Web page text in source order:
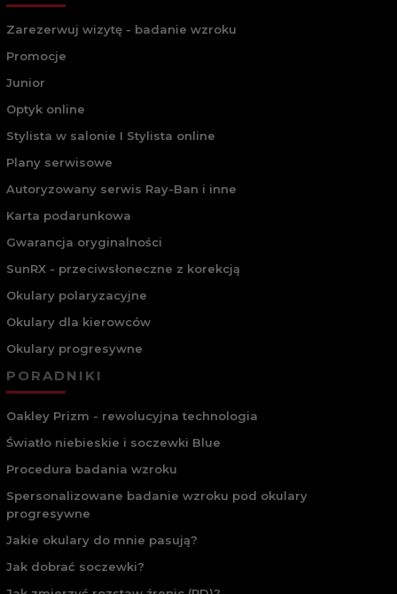
Zarezerwuj wizytę - badanie wzroku
Promocje
Junior
Optyk online
Stylista w salonie I Stylista online
Plany serwisowe
Autoryzowany serwis Ray-Ban i inne
Karta podarunkowa
Gwarancja oryginalności
SunRX - przeciwsłoneczne z korekcją
Okulary polaryzacyjne
Okulary dla kierowców
Okulary progresywne
PORADNIKI
Oakley Prizm - rewolucyjna technologia
Światło niebieskie i soczewki Blue
Procedura badania wzroku
Spersonalizowane badanie wzroku pod okulary
progresywne
Jakie okulary do mnie pasują?
Jak dobrać soczewki?